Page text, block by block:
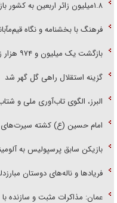
۱.۸میلیون زائر اربعین به کشور بازگشتند
فرهنگ با بخشنامه و نگاه
بازگشت یک میلیون و ۹۷۴ هزار زائر اربعین به کشور
گزینه استقلال راهی گل گهر شد
البرز، الگوی تاب‌آوری ملی و
امام حسین (ع) کشته
بازیکن سابق پرسپولیس به
فریاد‌ها و ناله‌های دوستان
عمان: مذاکرات مثبت و سازنده با